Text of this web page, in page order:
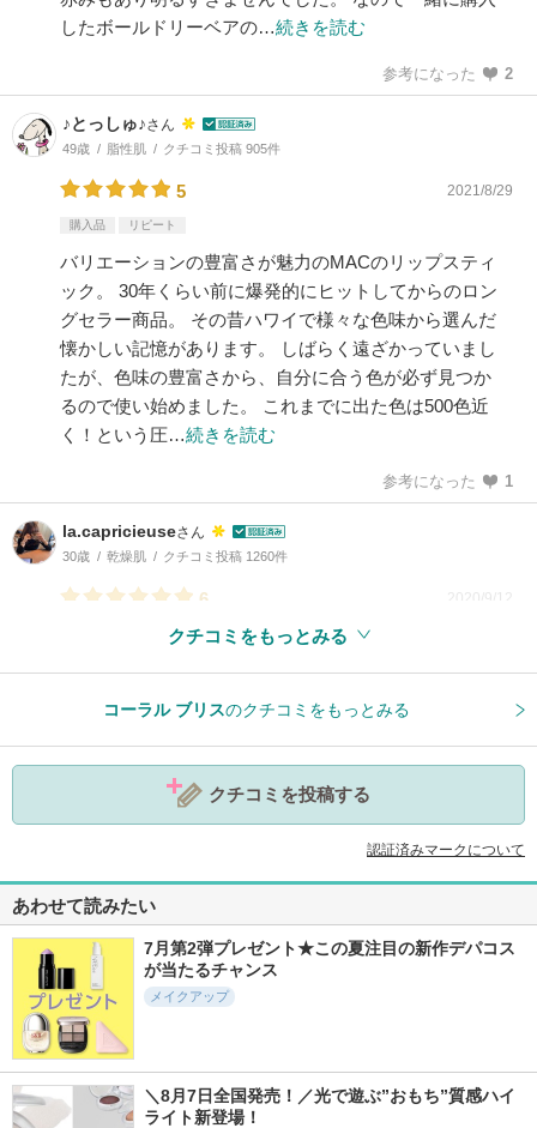
したボールドリーベアの…続きを読む
参考になった 2
♪とっしゅ♪さん
49歳 脂性肌 クチコミ投稿 905件
5 2021/8/29
購入品 リピート
バリエーションの豊富さが魅力のMACのリップスティ
ック。 30年くらい前に爆発的にヒットしてからのロン
グセラー商品。 その昔ハワイで様々な色味から選んだ
懐かしい記憶があります。 しばらく遠ざかっていまし
たが、色味の豊富さから、自分に合う色が必ず見つか
るので使い始めました。 これまでに出た色は500色近
く！という圧…続きを読む
参考になった 1
la.capricieuseさん
30歳 乾燥肌 クチコミ投稿 1260件
6 2020/9/12
クチコミをもっとみる
コーラル ブリスのクチコミをもっとみる
クチコミを投稿する
認証済みマークについて
あわせて読みたい
7月第2弾プレゼント★この夏注目の新作デパコス
が当たるチャンス
メイクアップ
＼8月7日全国発売！／光で遊ぶ”おもち”質感ハイ
ライト新登場！